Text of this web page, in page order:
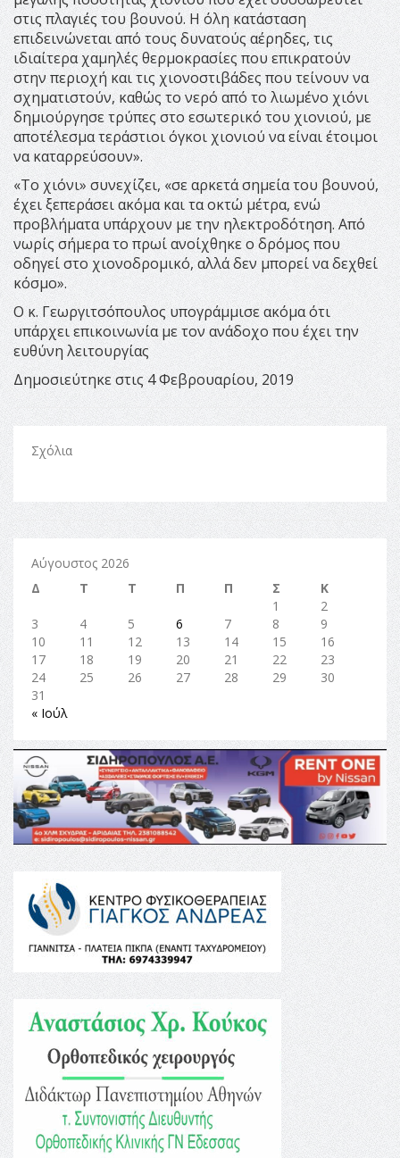
στις πλαγιές του βουνού. Η όλη κατάσταση
επιδεινώνεται από τους δυνατούς αέρηδες, τις
ιδιαίτερα χαμηλές θερμοκρασίες που επικρατούν
στην περιοχή και τις χιονοστιβάδες που τείνουν να
σχηματιστούν, καθώς το νερό από το λιωμένο χιόνι
δημιούργησε τρύπες στο εσωτερικό του χιονιού, με
αποτέλεσμα τεράστιοι όγκοι χιονιού να είναι έτοιμοι
να καταρρεύσουν».
«Το χιόνι» συνεχίζει, «σε αρκετά σημεία του βουνού,
έχει ξεπεράσει ακόμα και τα οκτώ μέτρα, ενώ
προβλήματα υπάρχουν με την ηλεκτροδότηση. Από
νωρίς σήμερα το πρωί ανοίχθηκε ο δρόμος που
οδηγεί στο χιονοδρομικό, αλλά δεν μπορεί να δεχθεί
κόσμο».
Ο κ. Γεωργιτσόπουλος υπογράμμισε ακόμα ότι
υπάρχει επικοινωνία με τον ανάδοχο που έχει την
ευθύνη λειτουργίας
Δημοσιεύτηκε στις 4 Φεβρουαρίου, 2019
Σχόλια
Αύγουστος 2026
Δ
Τ Τ Π Π Σ
Κ
1
2
3
4 5 6 7 8
9
10
11 12 13 14 15
16
17
18 19 20 21 22
23
24
25 26 27 28 29
30
31
« Ιούλ